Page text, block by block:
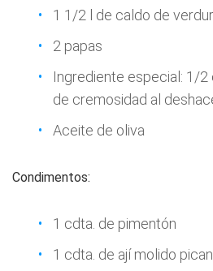
1 1/2 l de caldo de
2 papas
Ingrediente especial: 1/2
de cremosidad al
Aceite de oliva
Condimentos:
1 cdta. de pimentón
1 cdta. de ají molido